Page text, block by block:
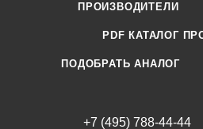
ПРОИЗВОДИТЕЛИ
PDF КАТАЛОГ
ПОДОБРАТЬ АНАЛОГ
+7 (495) 788-44-44